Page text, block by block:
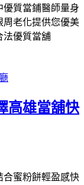
優質當鋪醫師量身
周老化提供您優美
法優質當舖
高雄當舖快
合蜜粉餅輕盈感快